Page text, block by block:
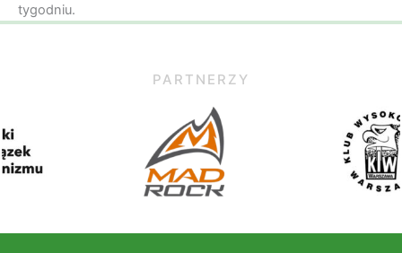
tygodniu.
PARTNERZY